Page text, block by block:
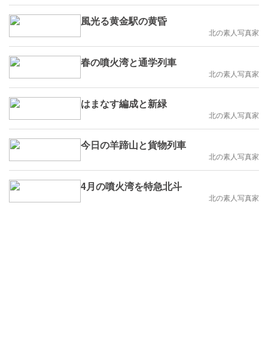
風光る黄金駅の黄昏
北の素人写真家
春の噴火湾と通学列車
北の素人写真家
はまなす編成と新緑
北の素人写真家
今日の羊蹄山と貨物列車
北の素人写真家
4月の噴火湾を特急北斗
北の素人写真家